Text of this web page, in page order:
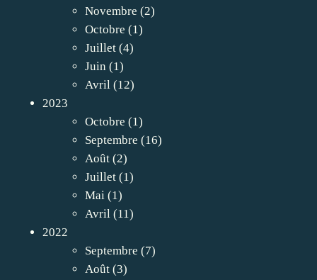
Novembre (2)
Octobre (1)
Juillet (4)
Juin (1)
Avril (12)
2023
Octobre (1)
Septembre (16)
Août (2)
Juillet (1)
Mai (1)
Avril (11)
2022
Septembre (7)
Août (3)